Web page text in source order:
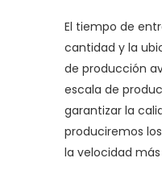
El tiempo de
cantidad y la
de producción
escala de
garantizar la
produciremos
la velocidad